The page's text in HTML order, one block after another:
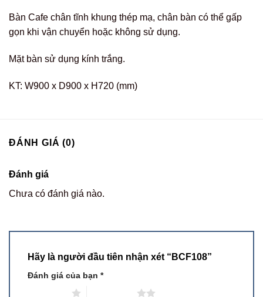
Bàn Cafe chân tĩnh khung thép mạ, chân bàn có thể gấp
gọn khi vận chuyển hoặc không sử dụng.
Mặt bàn sử dụng kính trắng.
KT: W900 x D900 x H720 (mm)
ĐÁNH GIÁ (0)
Đánh giá
Chưa có đánh giá nào.
Hãy là người đầu tiên nhận xét “BCF108”
Đánh giá của bạn *